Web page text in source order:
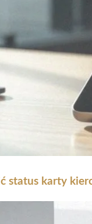
status karty